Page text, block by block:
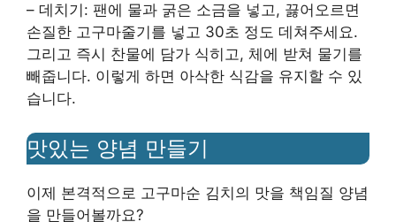
– 데치기: 팬에 물과 굵은 소금을 넣고, 끓어오르면
손질한 고구마줄기를 넣고 30초 정도 데쳐주세요.
그리고 즉시 찬물에 담가 식히고, 체에 받쳐 물기를
빼줍니다. 이렇게 하면 아삭한 식감을 유지할 수 있
습니다.
맛있는 양념 만들기
이제 본격적으로 고구마순 김치의 맛을 책임질 양념
을 만들어볼까요?